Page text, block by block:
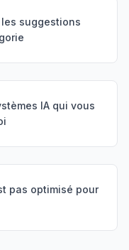
suggestions
IA qui vous
pas optimisé pour